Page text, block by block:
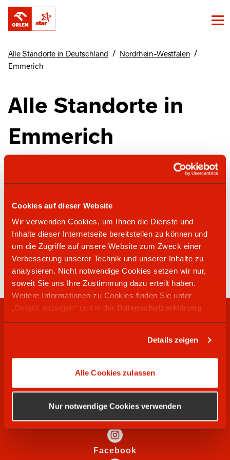
Cookies auf dieser Website
Wir verwenden Cookies, um Ihnen die Dienste und
Inhalte dieser Internetseite bereitstellen zu können und
um die Zugriffe auf unsere Website zum Zweck einer
Verbesserung unserer Technik und unserer Inhalte zu
analysieren. Nicht notwendige Cookies setzen wir nur,
soweit Sie uns Ihre Zustimmung dazu erteilt haben.
Weitere Informationen zu Cookies finden Sie unter
„Details anzeigen“ und in der Datenschutzerklärung
dieser Website.
Details zeigen
Alle Cookies zulassen
Nur notwendige Cookies verwenden
Alle Standorte in Deutschland / Nordrhein-Westfalen /
Emmerich
Alle Standorte in
Emmerich
Finde unsere Standorte in Emmerich hier
star Tankstelle
02828 1277
Beeker Str. 250
46446
Emmerich
RECHTLICHES
WIR SUCHEN
SOCIAL MEDIA
Instagram
Facebook